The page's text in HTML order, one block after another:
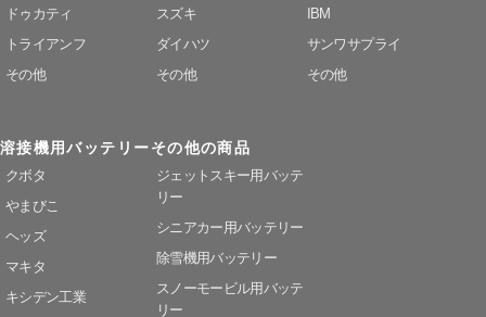
ドゥカティ
トライアンフ
その他
スズキ
ダイハツ
その他
IBM
サンワサプライ
その他
溶接機用バッテリー
クボタ
やまびこ
ヘッズ
マキタ
キシデン工業
その他の商品
ジェットスキー用バッテ
リー
シニアカー用バッテリー
除雪機用バッテリー
スノーモービル用バッテ
リー